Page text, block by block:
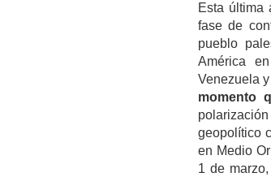
Esta última
fase de
pueblo
América
Venezuela
momento
geopolítico
en Medio
1 de